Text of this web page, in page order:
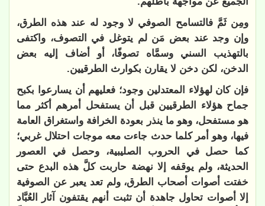
ومِن ثَمَّ فالتسامح الصوفي لا وجود له عند هذه الطرق،
وإن وجد عند بعض مَن لم يتوغل في التصوف، واكتفى
بالتهذيب السني وسمَّاه تصوفًا، أو أضاف إليه بعض
الدخن، لكن دخن لا يقارن بكوارث الطرقيين.
فإن كان لهؤلاء المعتدلين وجود؛ فعليهم أن يسارعوا بكبح
جماح هؤلاء الطرقيين قبل أن يستفحل أمرهم أكثر مما
هو مستفحل، وهو ما ينذر بعودة الخرافة واستغراق العامة
فيها، وهو أمر كلما حدث جاءت معه موجات احتلال غربي؛
كما حصل في الحروب الصليبية، وحصل في العصور
الحديثة، ولم يوقفه إلا نهضة حاربت كلَّ هذه البدع حتى
خفتت أصوات أصحاب الطرق، ولم تعد يعبر عن الصوفية
إلا أصوات تحاول جاهدة أن تثبت أنهم يقتفون آثار العُبَّاد